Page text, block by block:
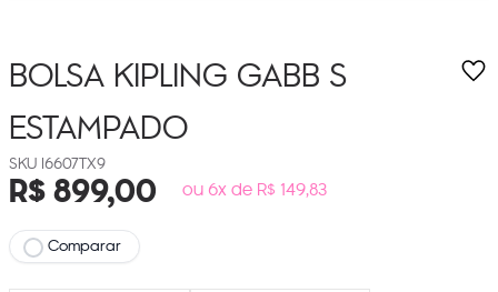
BOLSA KIPLING GABB S
ESTAMPADO
I6607TX9
R$899,00 ou 6x de R$ 149,83
Comparar